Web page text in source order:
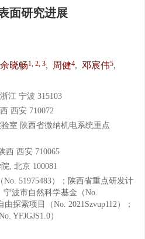
面研究进展
余晓畅1, 2, 3, 周健4, 邓宸伟5,
江 宁波 315103
西安 710072
室 陕西省微纳机电系统重点
西 西安 710065
, 北京 100081
No. 51975483）；陕西省重点研发计
宁波市自然科学基金（No.
探索项目（No. 2021Szvup112）；
YFJGJS1.0）